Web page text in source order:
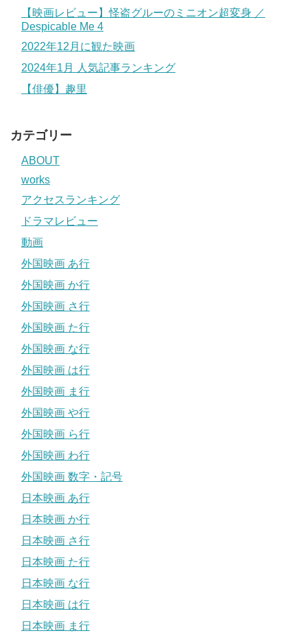
【映画レビュー】怪盗グルーのミニオン超変身 ／
Despicable Me 4
2022年12月に観た映画
2024年1月 人気記事ランキング
【俳優】趣里
カテゴリー
ABOUT
works
アクセスランキング
ドラマレビュー
動画
外国映画 あ行
外国映画 か行
外国映画 さ行
外国映画 た行
外国映画 な行
外国映画 は行
外国映画 ま行
外国映画 や行
外国映画 ら行
外国映画 わ行
外国映画 数字・記号
日本映画 あ行
日本映画 か行
日本映画 さ行
日本映画 た行
日本映画 な行
日本映画 は行
日本映画 ま行